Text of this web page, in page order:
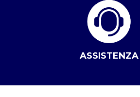
ASSISTENZA